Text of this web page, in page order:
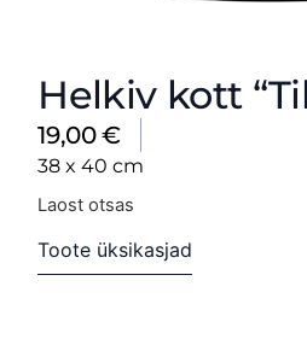
Helkiv kott
19,00€
38 x 40 cm
Laost otsas
Toote üksikasjad